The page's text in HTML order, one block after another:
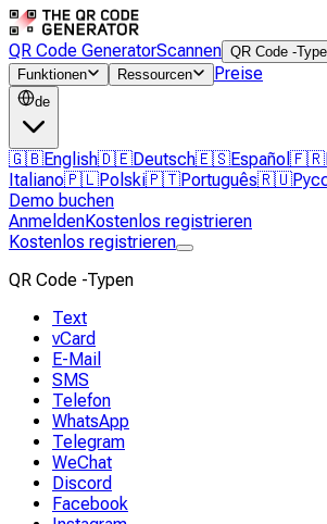
QR Code GeneratorScannen QR Code -
Funktionen
Ressourcen Preise
de
🇬🇧English🇩🇪Deutsch🇪🇸Español 🇫🇷
Italiano🇵🇱Polski🇵🇹Português🇷🇺
Demo buchen
AnmeldenKostenlos registrieren
Kostenlos registrieren
QR Code -Typen
Text
vCard
E-Mail
SMS
Telefon
WhatsApp
Telegram
WeChat
Discord
Facebook